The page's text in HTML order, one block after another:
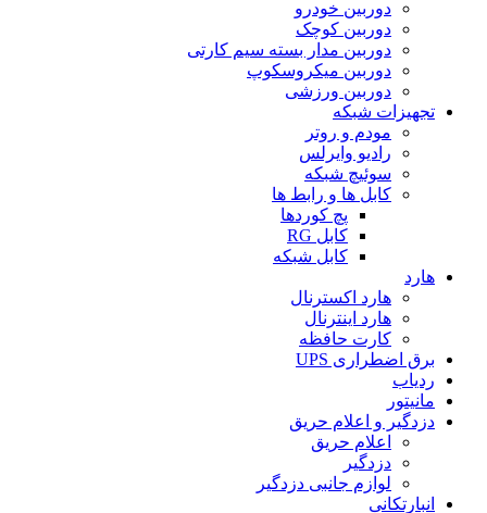
دوربین خودرو
دوربین کوچک
دوربین مدار بسته سیم کارتی
دوربین میکروسکوپ
دوربین ورزشی
تجهیزات شبکه
مودم و روتر
رادیو وایرلس
سوئیچ شبکه
کابل ها و رابط ها
پچ کوردها
کابل RG
کابل شبکه
هارد
هارد اکسترنال
هارد اینترنال
کارت حافظه
برق اضطراری UPS
ردیاب
مانیتور
دزدگیر و اعلام حریق
اعلام حریق
دزدگیر
لوازم جانبی دزدگیر
انبارتکانی